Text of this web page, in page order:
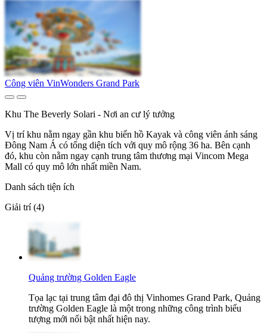
Công viên VinWonders Grand Park
Khu The Beverly Solari - Nơi an cư lý tưởng
Vị trí khu nằm ngay gần khu biển hồ Kayak và công viên ánh sáng
Đông Nam Á có tổng diện tích với quy mô rộng 36 ha. Bên cạnh
đó, khu còn nằm ngay cạnh trung tâm thương mại Vincom Mega
Mall có quy mô lớn nhất miền Nam.
Danh sách tiện ích
Giải trí (4)
Quảng trường Golden Eagle
Tọa lạc tại trung tâm đại đô thị Vinhomes Grand Park, Quảng
trường Golden Eagle là một trong những công trình biểu
tượng mới nổi bật nhất hiện nay.